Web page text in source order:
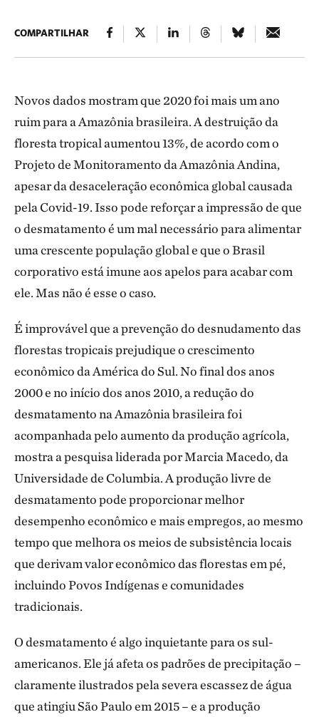
COMPARTILHAR
Novos dados mostram que 2020 foi mais um ano
ruim para a Amazônia brasileira. A destruição da
floresta tropical aumentou 13%, de acordo com o
Projeto de Monitoramento da Amazônia Andina,
apesar da desaceleração econômica global causada
pela Covid-19. Isso pode reforçar a impressão de que
o desmatamento é um mal necessário para alimentar
uma crescente população global e que o Brasil
corporativo está imune aos apelos para acabar com
ele. Mas não é esse o caso.
É improvável que a prevenção do desnudamento das
florestas tropicais prejudique o crescimento
econômico da América do Sul. No final dos anos
2000 e no início dos anos 2010, a redução do
desmatamento na Amazônia brasileira foi
acompanhada pelo aumento da produção agrícola,
mostra a pesquisa liderada por Marcia Macedo, da
Universidade de Columbia. A produção livre de
desmatamento pode proporcionar melhor
desempenho econômico e mais empregos, ao mesmo
tempo que melhora os meios de subsistência locais
que derivam valor econômico das florestas em pé,
incluindo Povos Indígenas e comunidades
tradicionais.
O desmatamento é algo inquietante para os sul-
americanos. Ele já afeta os padrões de precipitação –
claramente ilustrados pela severa escassez de água
que atingiu São Paulo em 2015 – e a produção